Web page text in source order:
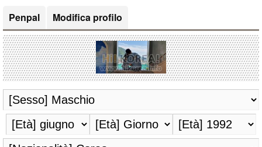
Penpal
Modifica profilo